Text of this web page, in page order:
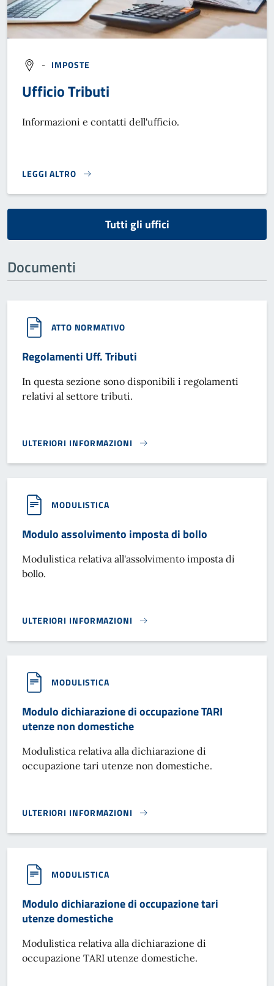
- IMPOSTE
Ufficio Tributi
Informazioni e contatti dell'ufficio.
LEGGI ALTRO
}
Tutti gli uffici
Documenti
ATTO NORMATIVO
Regolamenti Uff. Tributi
In questa sezione sono disponibili i regolamenti
relativi al settore tributi.
ULTERIORI INFORMAZIONI
REGOLAMENTI UFF. TRIBUTI}
MODULISTICA
Modulo assolvimento imposta di bollo
Modulistica relativa all'assolvimento imposta di
bollo.
ULTERIORI INFORMAZIONI
MODULO ASSOLVIMENTO IMPOSTA DI BOLLO}
MODULISTICA
Modulo dichiarazione di occupazione TARI
utenze non domestiche
Modulistica relativa alla dichiarazione di
occupazione tari utenze non domestiche.
ULTERIORI INFORMAZIONI
MODULO DICHIARAZIONE DI OCCUPAZIONE TARI UTENZE
MODULISTICA
Modulo dichiarazione di occupazione tari
utenze domestiche
Modulistica relativa alla dichiarazione di
occupazione TARI utenze domestiche.